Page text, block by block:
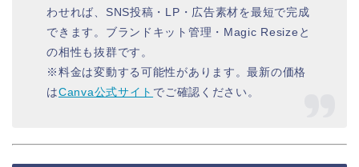
わせれば、SNS投稿・LP・広告素材を最短で完成
できます。ブランドキット管理・Magic Resizeと
の相性も抜群です。
※料金は変動する可能性があります。最新の価格
はCanva公式サイト でご確認ください。